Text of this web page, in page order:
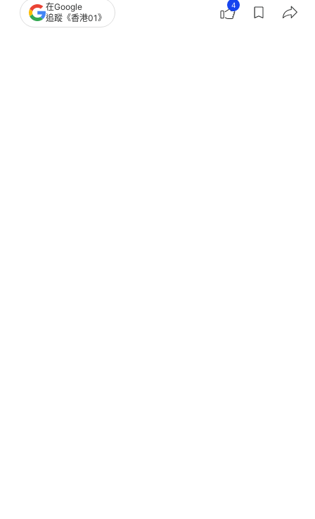
撰文：金秀玲
在Google
追蹤《香港01》
4